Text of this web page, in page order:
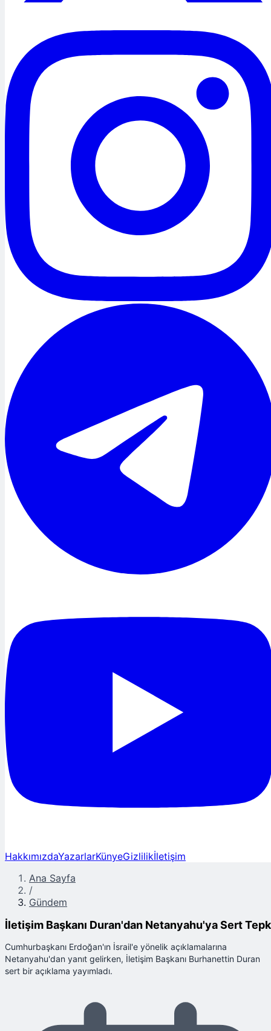
HakkımızdaYazarlarKünyeGizlilikİletişim
Ana Sayfa
/
Gündem
İletişim Başkanı Duran'dan Netanyahu'ya Sert
Cumhurbaşkanı Erdoğan'ın İsrail'e yönelik açıklamalarına
Netanyahu'dan yanıt gelirken, İletişim Başkanı Burhanettin Duran
sert bir açıklama yayımladı.